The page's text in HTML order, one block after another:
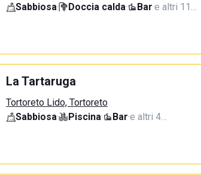
Sabbiosa· Doccia calda· Bar·e altri 11…
La Tartaruga
Tortoreto Lido, Tortoreto
Sabbiosa· Piscina· Bar·e altri 4…